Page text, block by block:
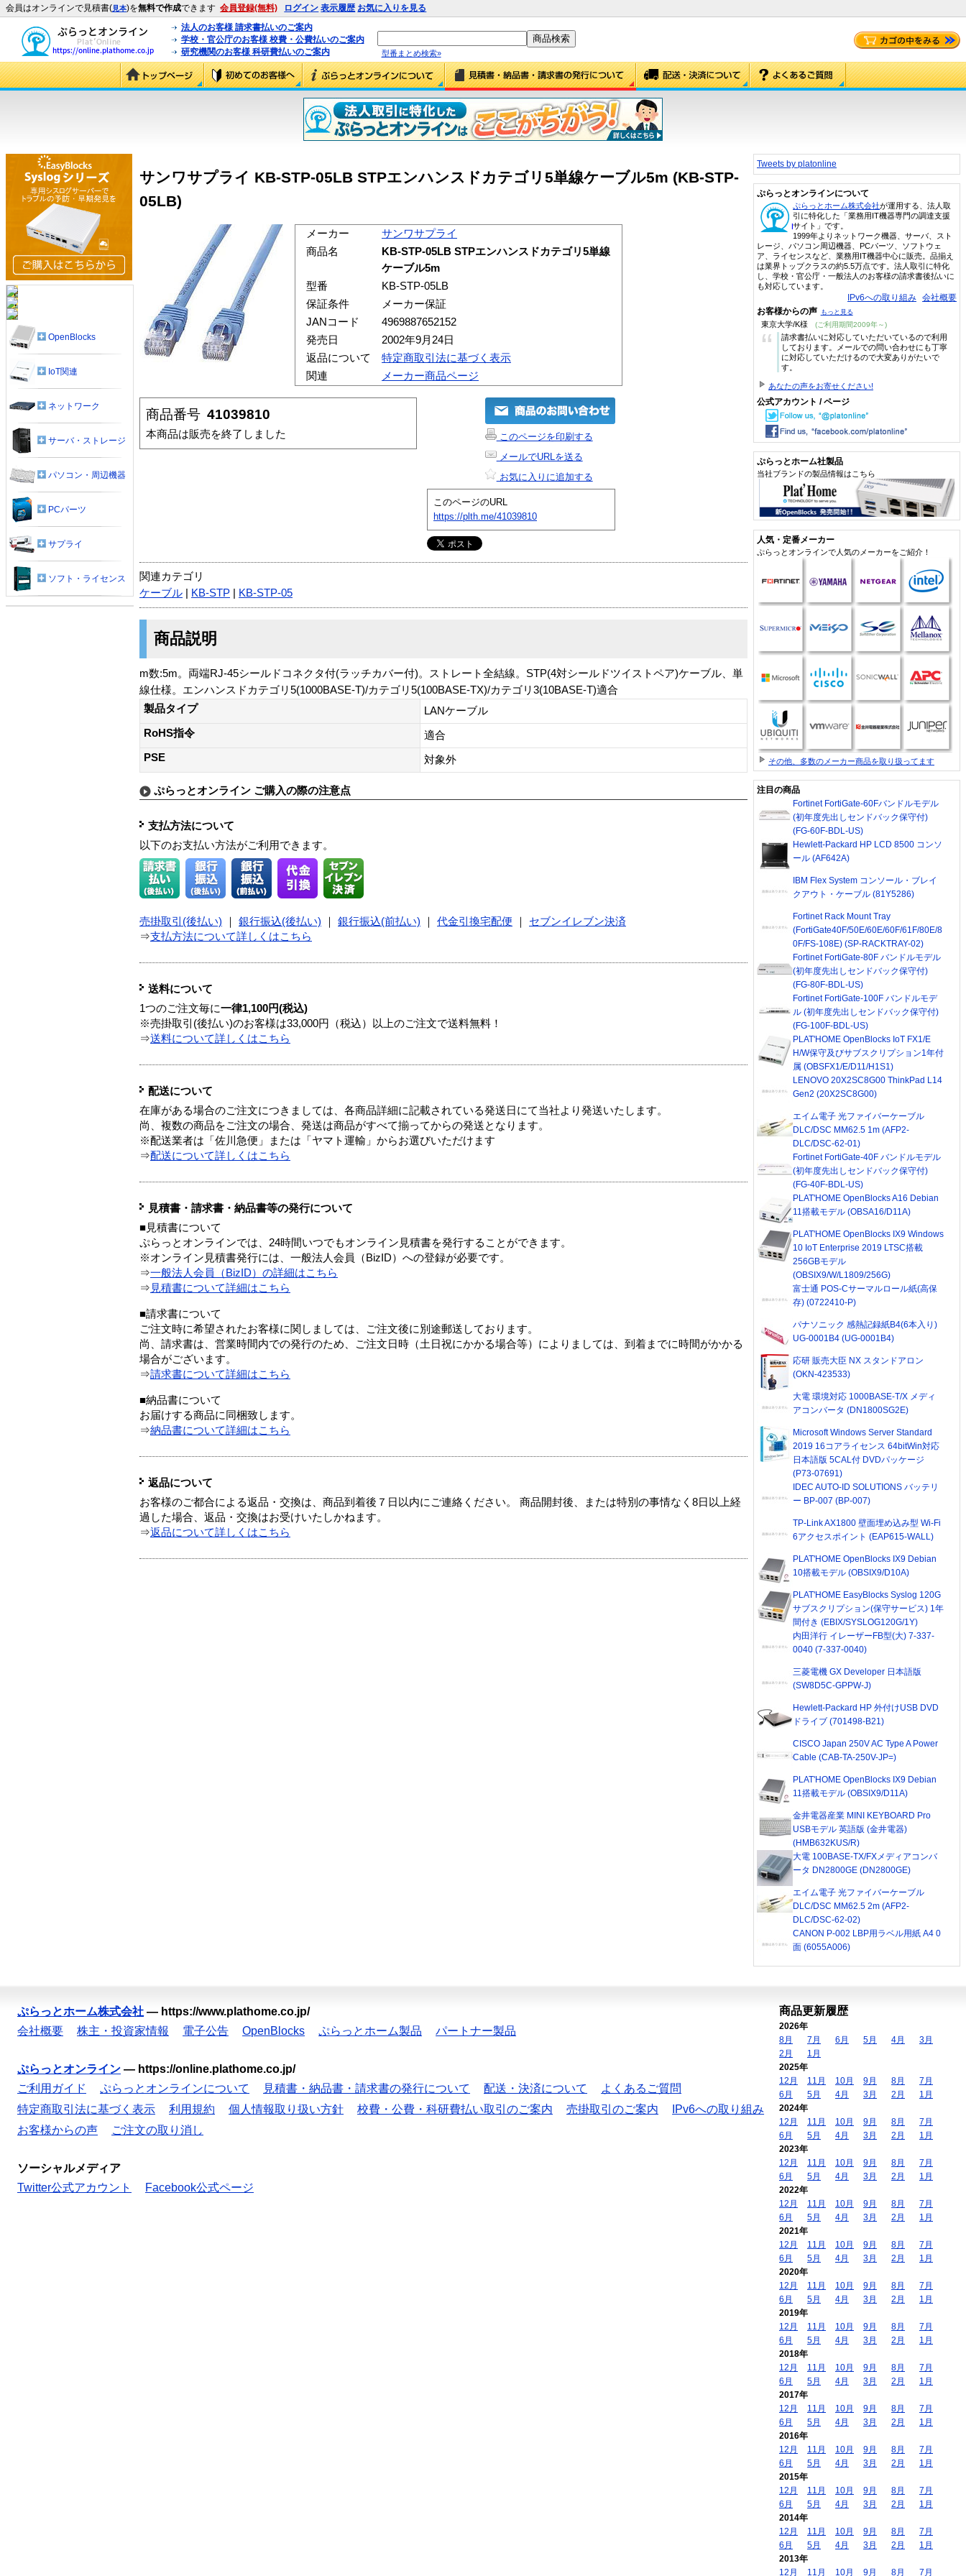
会員はオンラインで見積書(見本)を無料で作成できます 会員登録(無料) ログイン 表示履歴 お気に入りを見る
法人のお客様 請求書払いのご案内
学校・官公庁のお客様 校費・公費払いのご案内
研究機関のお客様 科研費払いのご案内
型番まとめ検索»
サンワサプライ KB-STP-05LB STPエンハンスドカテゴリ5単線ケーブル5m (KB-STP-
05LB)
メーカー
サンワサプライ
商品名
KB-STP-05LB STPエンハンスドカテゴリ5単線
ケーブル5m
型番
KB-STP-05LB
保証条件
メーカー保証
JANコード
4969887652152
発売日
2002年9月24日
返品について
特定商取引法に基づく表示
関連
メーカー商品ページ
商品番号 41039810
本商品は販売を終了しました
このページを印刷する
メールでURLを送る
お気に入りに追加する
このページのURL
https://plth.me/41039810
関連カテゴリ
ケーブル
KB-STP KB-STP-05
商品説明
m数:5m。両端RJ-45シールドコネクタ付(ラッチカバー付)。ストレート全結線。STP(4対シールドツイストペア)ケーブル、単
線仕様。エンハンスドカテゴリ5(1000BASE-T)/カテゴリ5(100BASE-TX)/カテゴリ3(10BASE-T)適合
製品タイプ
LANケーブル
RoHS指令
適合
PSE
対象外
ぷらっとオンライン ご購入の際の注意点
支払方法について
以下のお支払い方法がご利用できます。
売掛取引(後払い) 銀行振込(後払い) 銀行振込(前払い) 代金引換宅配便
セブンイレブン決済
⇒支払方法について詳しくはこちら
送料について
1つのご注文毎に一律1,100円(税込)
※売掛取引(後払い)のお客様は33,000円（税込）以上のご注文で送料無料！
⇒送料について詳しくはこちら
配送について
在庫がある場合のご注文につきましては、各商品詳細に記載されている発送日にて当社より発送いたします。
尚、複数の商品をご注文の場合、発送は商品がすべて揃ってからの発送となります。
※配送業者は「佐川急便」または「ヤマト運輸」からお選びいただけます
⇒配送について詳しくはこちら
見積書・請求書・納品書等の発行について
■見積書について
ぷらっとオンラインでは、24時間いつでもオンライン見積書を発行することができます。
※オンライン見積書発行には、一般法人会員（BizID）への登録が必要です。
⇒一般法人会員（BizID）の詳細はこちら
⇒ 見積書について詳細はこちら
■請求書について
ご注文時に希望されたお客様に関しましては、ご注文後に別途郵送しております。
尚、請求書は、営業時間内での発行のため、ご注文日時（土日祝にかかる場合等）によりましては、到着までに時間がかかる
場合がございます。
⇒請求書について詳細はこちら
■納品書について
お届けする商品に同梱致します。
⇒納品書について詳細はこちら
返品について
お客様のご都合による返品・交換は、商品到着後７日以内にご連絡ください。 商品開封後、または特別の事情なく8日以上経
過した場合、返品・交換はお受けいたしかねます。
⇒返品について詳しくはこちら
OpenBlocks
IoT関連
ネットワーク
サーバ・ストレージ
パソコン・周辺機器
PCパーツ
サプライ
ソフト・ライセンス
Tweets by platonline
ぷらっとオンラインについて
ぷらっとホーム株式会社が運用する、法人取
引に特化した「業務用IT機器専門の調達支援
サイト」です。
1999年よりネットワーク機器、サーバ、スト
レージ、パソコン周辺機器、PCパーツ、ソフトウェ
ア、ライセンスなど、業務用IT機器中心に販売。品揃え
は業界トップクラスの約5.5万点です。法人取引に特化
し、学校・官公庁・一般法人のお客様の請求書後払いに
も対応しています。
IPv6への取り組み 会社概要
お客様からの声 もっと見る
東京大学/K様 (ご利用期間2009年～)
“
請求書払いに対応していただいているので利用
しております。メールでの問い合わせにも丁寧
に対応していただけるので大変ありがたいで
す。
あなたの声をお寄せください!
公式アカウント / ページ
ぷらっとホーム社製品
当社ブランドの製品情報はこちら
人気・定番メーカー
ぷらっとオンラインで人気のメーカーをご紹介！
その他、多数のメーカー商品を取り扱ってます
注目の商品
Fortinet FortiGate-60Fバンドルモデル
(初年度先出しセンドバック保守付)
(FG-60F-BDL-US)
Hewlett-Packard HP LCD 8500 コンソ
ール (AF642A)
IBM Flex System コンソール・ブレイ
クアウト・ケーブル (81Y5286)
Fortinet Rack Mount Tray
(FortiGate40F/50E/60E/60F/61F/80E/8
0F/FS-108E) (SP-RACKTRAY-02)
Fortinet FortiGate-80F バンドルモデル
(初年度先出しセンドバック保守付)
(FG-80F-BDL-US)
Fortinet FortiGate-100F バンドルモデ
ル (初年度先出しセンドバック保守付)
(FG-100F-BDL-US)
PLAT'HOME OpenBlocks IoT FX1/E
H/W保守及びサブスクリプション1年付
属 (OBSFX1/E/D11/H1S1)
LENOVO 20X2SC8G00 ThinkPad L14
Gen2 (20X2SC8G00)
エイム電子 光ファイバーケーブル
DLC/DSC MM62.5 1m (AFP2-
DLC/DSC-62-01)
Fortinet FortiGate-40F バンドルモデル
(初年度先出しセンドバック保守付)
(FG-40F-BDL-US)
PLAT'HOME OpenBlocks A16 Debian
11搭載モデル (OBSA16/D11A)
PLAT'HOME OpenBlocks IX9 Windows
10 IoT Enterprise 2019 LTSC搭載
256GBモデル
(OBSIX9/W/L1809/256G)
富士通 POS-Cサーマルロール紙(高保
存) (0722410-P)
パナソニック 感熱記録紙B4(6本入り)
UG-0001B4 (UG-0001B4)
応研 販売大臣 NX スタンドアロン
(OKN-423533)
大電 環境対応 1000BASE-T/X メディ
アコンバータ (DN1800SG2E)
Microsoft Windows Server Standard
2019 16コアライセンス 64bitWin対応
日本語版 5CAL付 DVDパッケージ
(P73-07691)
IDEC AUTO-ID SOLUTIONS バッテリ
ー BP-007 (BP-007)
TP-Link AX1800 壁面埋め込み型 Wi-Fi
6アクセスポイント (EAP615-WALL)
PLAT'HOME OpenBlocks IX9 Debian
10搭載モデル (OBSIX9/D10A)
PLAT'HOME EasyBlocks Syslog 120G
サブスクリプション(保守サービス) 1年
間付き (EBIX/SYSLOG120G/1Y)
内田洋行 イレーザーFB型(大) 7-337-
0040 (7-337-0040)
三菱電機 GX Developer 日本語版
(SW8D5C-GPPW-J)
Hewlett-Packard HP 外付けUSB DVD
ドライブ (701498-B21)
CISCO Japan 250V AC Type A Power
Cable (CAB-TA-250V-JP=)
PLAT'HOME OpenBlocks IX9 Debian
11搭載モデル (OBSIX9/D11A)
金井電器産業 MINI KEYBOARD Pro
USBモデル 英語版 (金井電器)
(HMB632KUS/R)
大電 100BASE-TX/FXメディアコンバ
ータ DN2800GE (DN2800GE)
エイム電子 光ファイバーケーブル
DLC/DSC MM62.5 2m (AFP2-
DLC/DSC-62-02)
CANON P-002 LBP用ラベル用紙 A4 0
面 (6055A006)
ぷらっとホーム株式会社 — https://www.plathome.co.jp/
会社概要
株主・投資家情報 電子公告 OpenBlocks ぷらっとホーム製品 パートナー製品
ぷらっとオンライン — https://online.plathome.co.jp/
ご利用ガイド
ぷらっとオンラインについて 見積書・納品書・請求書の発行について 配送・決済について
よくあるご質問
特定商取引法に基づく表示
利用規約 個人情報取り扱い方針 校費・公費・科研費払い取引のご案内 売掛取引のご案内
IPv6への取り組み
お客様からの声
ご注文の取り消し
ソーシャルメディア
Twitter公式アカウント
Facebook公式ページ
商品更新履歴
2026年
8月
7月 6月 5月 4月
3月
2月
1月
2025年
12月
11月 10月 9月 8月
7月
6月
5月 4月 3月 2月
1月
2024年
12月
11月 10月 9月 8月
7月
6月
5月 4月 3月 2月
1月
2023年
12月
11月 10月 9月 8月
7月
6月
5月 4月 3月 2月
1月
2022年
12月
11月 10月 9月 8月
7月
6月
5月 4月 3月 2月
1月
2021年
12月
11月 10月 9月 8月
7月
6月
5月 4月 3月 2月
1月
2020年
12月
11月 10月 9月 8月
7月
6月
5月 4月 3月 2月
1月
2019年
12月
11月 10月 9月 8月
7月
6月
5月 4月 3月 2月
1月
2018年
12月
11月 10月 9月 8月
7月
6月
5月 4月 3月 2月
1月
2017年
12月
11月 10月 9月 8月
7月
6月
5月 4月 3月 2月
1月
2016年
12月
11月 10月 9月 8月
7月
6月
5月 4月 3月 2月
1月
2015年
12月
11月 10月 9月 8月
7月
6月
5月 4月 3月 2月
1月
2014年
12月
11月 10月 9月 8月
7月
6月
5月 4月 3月 2月
1月
2013年
12月
11月 10月 9月 8月 7月